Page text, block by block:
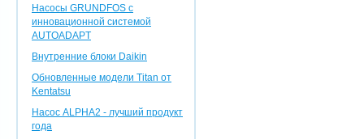
Насосы GRUNDFOS с
инновационной системой
AUTOADAPT
Внутренние блоки Daikin
Обновленные модели Titan от
Kentatsu
Насос ALPHA2 - лучший продукт
года